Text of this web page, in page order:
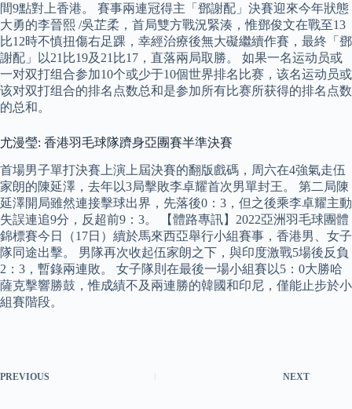
間9點對上香港。 賽事兩連冠得主「鄧謝配」決賽迎來今年狀態
大勇的李晉熙 /吳芷柔，首局雙方戰況緊湊，惟鄧俊文在戰至13
比12時不慎扭傷右足踝，幸經治療後無大礙繼續作賽，最終「鄧
謝配」以21比19及21比17，直落兩局取勝。 如果一名运动员或
一对双打组合参加10个或少于10個世界排名比赛，该名运动员或
该对双打组合的排名点数总和是参加所有比赛所获得的排名点数
的总和。
尤漫瑩: 香港羽毛球隊躋身亞團賽半準決賽
首場男子單打決賽上演上屆決賽的翻版戲碼，周六在4強氣走伍
家朗的陳延澤，去年以3局擊敗李卓耀首次男單封王。 第二局陳
延澤開局雖然連接擊球出界，先落後0：3，但之後乘李卓耀主動
失誤連追9分，反超前9：3。 【體路專訊】2022亞洲羽毛球團體
錦標賽今日（17日）續於馬來西亞舉行小組賽事，香港男、女子
隊同途出擊。 男隊再次收起伍家朗之下，與印度激戰5場後反負
2：3，暫錄兩連敗。 女子隊則在最後一場小組賽以5：0大勝哈
薩克擊響勝鼓，惟成績不及兩連勝的韓國和印尼，僅能止步於小
組賽階段。
PREVIOUS NEXT